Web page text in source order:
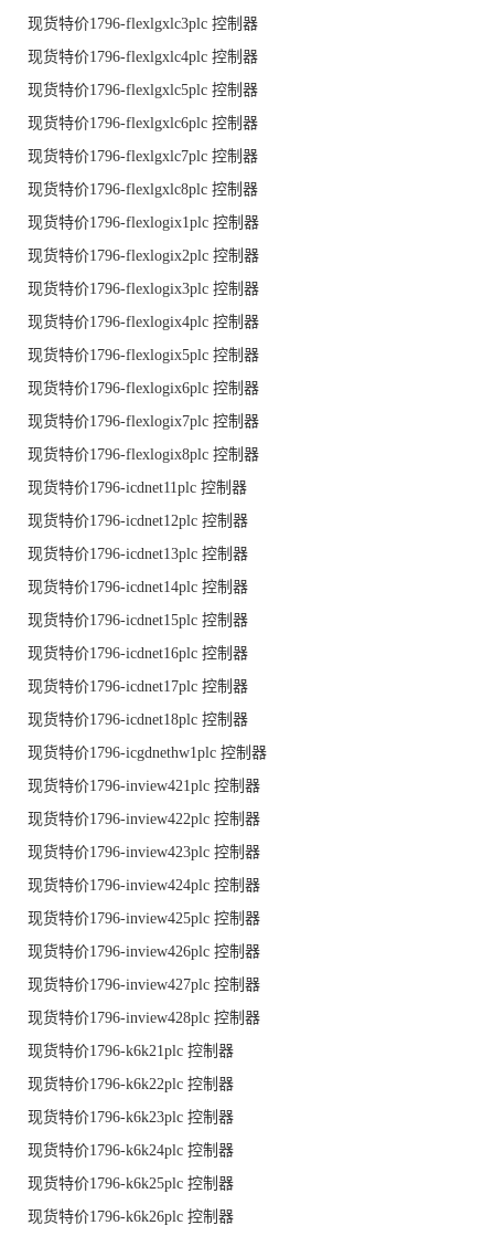
现货特价1796-flexlgxlc3plc 控制器
现货特价1796-flexlgxlc4plc 控制器
现货特价1796-flexlgxlc5plc 控制器
现货特价1796-flexlgxlc6plc 控制器
现货特价1796-flexlgxlc7plc 控制器
现货特价1796-flexlgxlc8plc 控制器
现货特价1796-flexlogix1plc 控制器
现货特价1796-flexlogix2plc 控制器
现货特价1796-flexlogix3plc 控制器
现货特价1796-flexlogix4plc 控制器
现货特价1796-flexlogix5plc 控制器
现货特价1796-flexlogix6plc 控制器
现货特价1796-flexlogix7plc 控制器
现货特价1796-flexlogix8plc 控制器
现货特价1796-icdnet11plc 控制器
现货特价1796-icdnet12plc 控制器
现货特价1796-icdnet13plc 控制器
现货特价1796-icdnet14plc 控制器
现货特价1796-icdnet15plc 控制器
现货特价1796-icdnet16plc 控制器
现货特价1796-icdnet17plc 控制器
现货特价1796-icdnet18plc 控制器
现货特价1796-icgdnethw1plc 控制器
现货特价1796-inview421plc 控制器
现货特价1796-inview422plc 控制器
现货特价1796-inview423plc 控制器
现货特价1796-inview424plc 控制器
现货特价1796-inview425plc 控制器
现货特价1796-inview426plc 控制器
现货特价1796-inview427plc 控制器
现货特价1796-inview428plc 控制器
现货特价1796-k6k21plc 控制器
现货特价1796-k6k22plc 控制器
现货特价1796-k6k23plc 控制器
现货特价1796-k6k24plc 控制器
现货特价1796-k6k25plc 控制器
现货特价1796-k6k26plc 控制器